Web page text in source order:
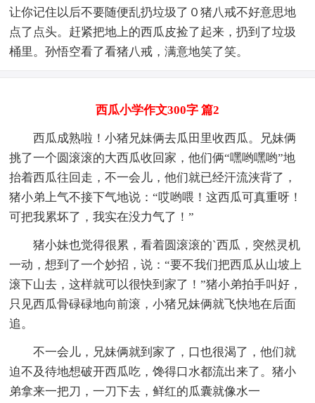
让你记住以后不要随便乱扔垃圾了０猪八戒不好意思地
点了点头。赶紧把地上的西瓜皮捡了起来，扔到了垃圾
桶里。孙悟空看了看猪八戒，满意地笑了笑。
西瓜小学作文300字 篇2
西瓜成熟啦！小猪兄妹俩去瓜田里收西瓜。兄妹俩
挑了一个圆滚滚的大西瓜收回家，他们俩“嘿哟嘿哟”地
抬着西瓜往回走，不一会儿，他们就已经汗流浃背了，
猪小弟上气不接下气地说：“哎哟喂！这西瓜可真重呀！
可把我累坏了，我实在没力气了！”
猪小妹也觉得很累，看着圆滚滚的`西瓜，突然灵机
一动，想到了一个妙招，说：“要不我们把西瓜从山坡上
滚下山去，这样就可以很快到家了！”猪小弟拍手叫好，
只见西瓜骨碌碌地向前滚，小猪兄妹俩就飞快地在后面
追。
不一会儿，兄妹俩就到家了，口也很渴了，他们就
迫不及待地想破开西瓜吃，馋得口水都流出来了。猪小
弟拿来一把刀，一刀下去，鲜红的瓜囊就像水一